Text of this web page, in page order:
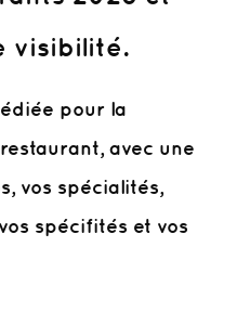
visibilité.
pour la
avec une
vos spécialités,
spécifités et vos